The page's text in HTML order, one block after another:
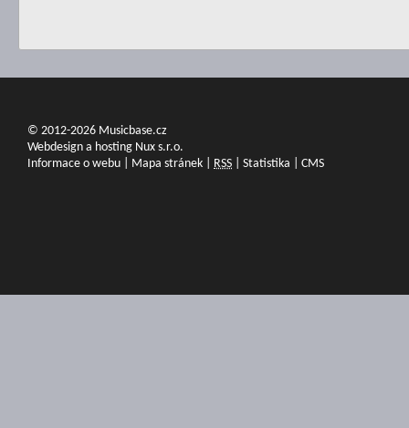
© 2012-2026 Musicbase.cz
Webdesign a hosting Nux s.r.o.
Informace o webu
Mapa stránek RSS Statistika CMS